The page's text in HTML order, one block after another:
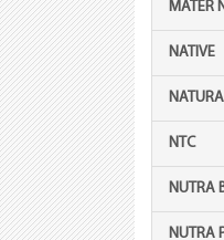
MATER
NATIVE
NTC
NUTRA
NUTRA